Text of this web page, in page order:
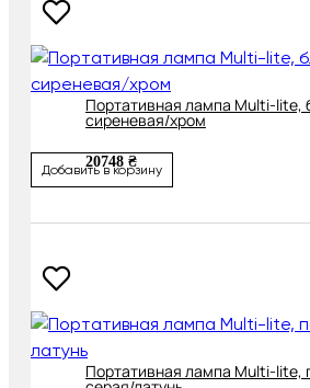
Портативная лампа Multi-lite,
сиреневая/хром
20748 ₴
Добавить в корзину
Портативная лампа Multi-lite,